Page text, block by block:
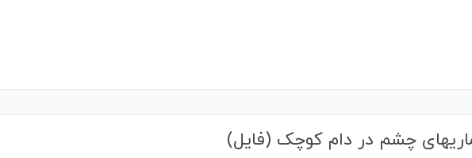
چشم در دام کوچک (فایل)